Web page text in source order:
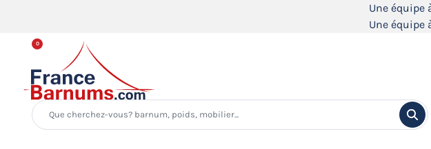
Une équipe
Une équipe
0